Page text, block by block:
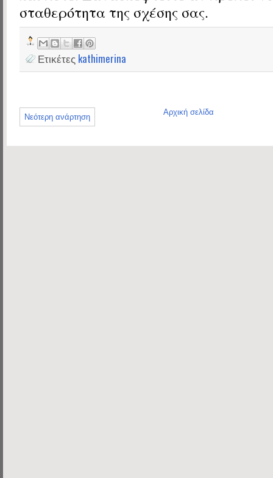
σταθερότητα της σχέσης σας.
Ετικέτες kathimerina
Νεότερη ανάρτηση
Αρχική σελίδα